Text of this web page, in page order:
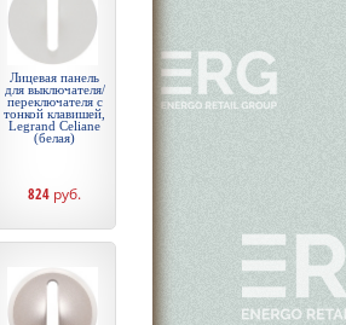
Лицевая панель
для выключателя/
переключателя с
тонкой клавишей,
Legrand Celiane
(белая)
824 руб.